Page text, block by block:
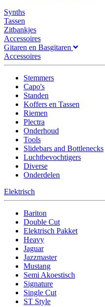
Synths
Tassen
Zitbankjes
Accessoires
Gitaren en Basgitaren
Accessoires
Stemmers
Capo's
Standen
Koffers en Tassen
Riemen
Plectra
Onderhoud
Tools
Slidebars and Bottlenecks
Luchtbevochtigers
Diverse
Onderdelen
Elektrisch
Bariton
Double Cut
Elektrisch Pakket
Heavy
Jaguar
Jazzmaster
Mustang
Semi Akoestisch
Signature
Single Cut
ST Style